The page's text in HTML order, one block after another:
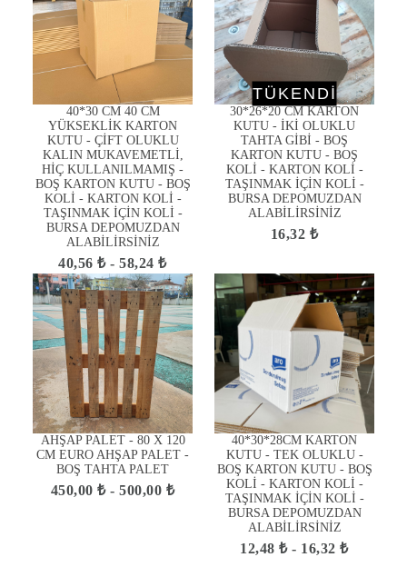
40*30 CM 40 CM
YÜKSEKLİK KARTON
KUTU - ÇİFT OLUKLU
KALIN MUKAVEMETLİ,
HİÇ KULLANILMAMIŞ -
BOŞ KARTON KUTU - BOŞ
KOLİ - KARTON KOLİ -
TAŞINMAK İÇİN KOLİ -
BURSA DEPOMUZDAN
ALABİLİRSİNİZ
40,56 ₺ - 58,24 ₺
30*26*20 CM KARTON
KUTU - İKİ OLUKLU
TAHTA GİBİ - BOŞ
KARTON KUTU - BOŞ
KOLİ - KARTON KOLİ -
TAŞINMAK İÇİN KOLİ -
BURSA DEPOMUZDAN
ALABİLİRSİNİZ
16,32 ₺
TÜKENDİ
AHŞAP PALET - 80 X 120
CM EURO AHŞAP PALET -
BOŞ TAHTA PALET
450,00 ₺ - 500,00 ₺
40*30*28CM KARTON
KUTU - TEK OLUKLU -
BOŞ KARTON KUTU - BOŞ
KOLİ - KARTON KOLİ -
TAŞINMAK İÇİN KOLİ -
BURSA DEPOMUZDAN
ALABİLİRSİNİZ
12,48 ₺ - 16,32 ₺